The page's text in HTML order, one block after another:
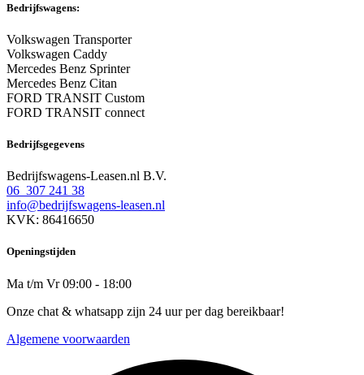
Bedrijfswagens:
Volkswagen Transporter
Volkswagen Caddy
Mercedes Benz Sprinter
Mercedes Benz Citan
FORD TRANSIT Custom
FORD TRANSIT connect
Bedrijfsgegevens
Bedrijfswagens-Leasen.nl B.V.
06 307 241 38
info@bedrijfswagens-leasen.nl
KVK: 86416650
Openingstijden
Ma t/m Vr 09:00 - 18:00
Onze chat & whatsapp zijn 24 uur per dag bereikbaar!
Algemene voorwaarden